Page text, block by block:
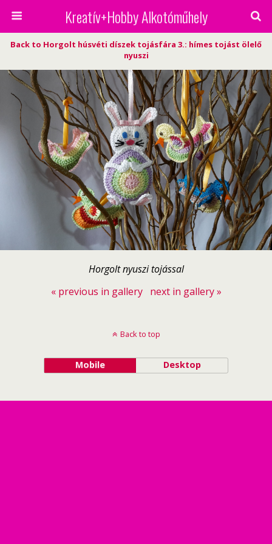
Kreatív+Hobby Alkotóműhely
Back to Horgolt húsvéti díszek tojásfára 3.: hímes tojást ölelő
nyuszi
Horgolt nyuszi tojással
« previous in gallery
next in gallery »
Back to top
Mobile Desktop